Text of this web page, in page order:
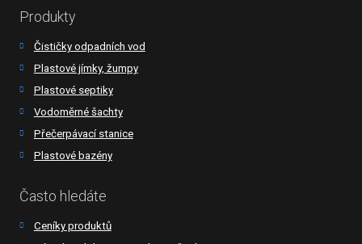
Produkty
Čističky odpadních vod
Plastové jímky, žumpy
Plastové septiky
Vodoměrné šachty
Přečerpávací stanice
Plastové bazény
Často hledáte
Ceníky produktů